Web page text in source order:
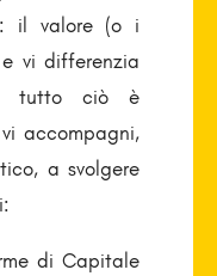
il valore (o i
vi differenzia
tutto ciò è
accompagni,
a svolgere
di Capitale